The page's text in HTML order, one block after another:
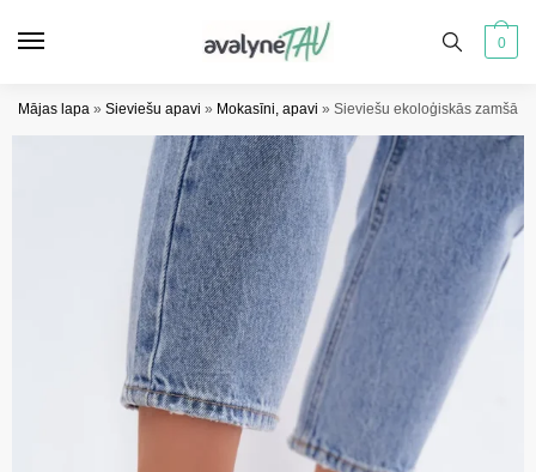
0
Mājas lapa » Sieviešu apavi » Mokasīni, apavi » Sieviešu ekoloģiskās